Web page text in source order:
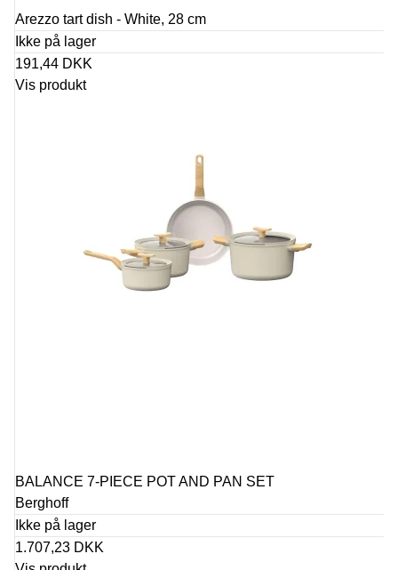
Arezzo tart dish - White, 28 cm
Ikke på lager
191,44 DKK
Vis produkt
BALANCE 7-PIECE POT AND PAN SET
Berghoff
Ikke på lager
1.707,23 DKK